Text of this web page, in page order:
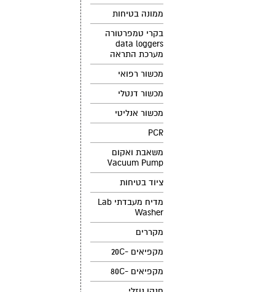
ממונה בטיחות
בקרי טמפרטורה
data loggers
מערכת התראה
מכשור רפואי
מכשור דנטלי
מכשור אנליטי
PCR
משאבת ואקום
Vacuum Pump
ציוד בטיחות
מדיח מעבדתי Lab
Washer
מקררים
מקפיאים -20C
מקפיאים -80C